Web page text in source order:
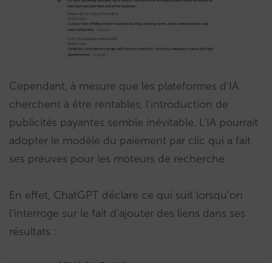
Cependant, à mesure que les plateformes d’IA
cherchent à être rentables, l’introduction de
publicités payantes semble inévitable. L’IA pourrait
adopter le modèle du paiement par clic qui a fait
ses preuves pour les moteurs de recherche.
En effet, ChatGPT déclare ce qui suit lorsqu’on
l’interroge sur le fait d’ajouter des liens dans ses
résultats :